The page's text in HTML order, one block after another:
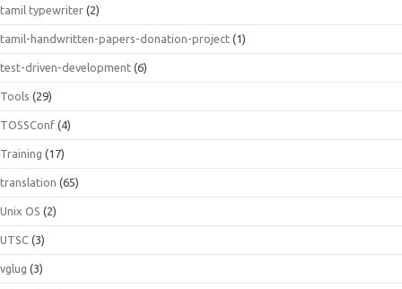
tamil typewriter (2)
tamil-handwritten-papers-donation-project (1)
test-driven-development (6)
Tools (29)
TOSSConf (4)
Training (17)
translation (65)
Unix OS (2)
UTSC (3)
vglug (3)